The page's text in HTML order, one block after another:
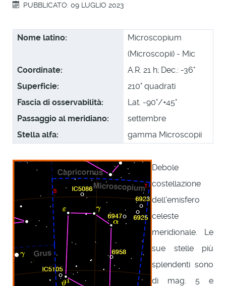
PUBBLICATO: 09 LUGLIO 2023
Nome latino:
Microscopium
(Microscopii) - Mic
Coordinate:
A.R. 21 h; Dec.: -36°
Superficie:
210° quadrati
Fascia di osservabilità:
Lat. -90°/+45°
Passaggio al meridiano:
settembre
Stella alfa:
gamma Microscopii
Debole
costellazione
dell'emisfero
celeste
meridionale. Le
sue stelle più
splendenti sono
di mag. 5 e